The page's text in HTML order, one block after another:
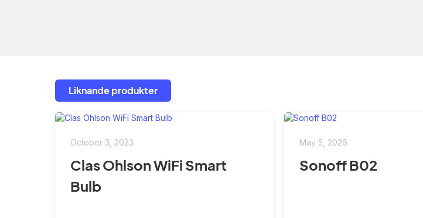
Liknande produkter
October 3, 2023
Clas Ohlson WiFi Smart
Bulb
May 5, 2026
Sonoff B02